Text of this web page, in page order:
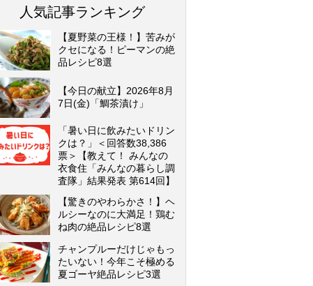
人気記事ランキング
【夏野菜の王様！】苦みが
クセになる！ピーマンの絶
品レシピ8選
【今日の献立】2026年8月
7日(金)「鯛茶漬け」
「暑い日に飲みたいドリン
クは？」＜回答数38,386
票＞【教えて！ みんなの
衣食住「みんなの暮らし調
査隊」結果発表 第614回】
【驚きのやわらかさ！】ヘ
ルシーなのに大満足！鶏む
ね肉の絶品レシピ8選
チャンプルーだけじゃもっ
たいない！今年こそ極める
夏ゴーヤ絶品レシピ3選